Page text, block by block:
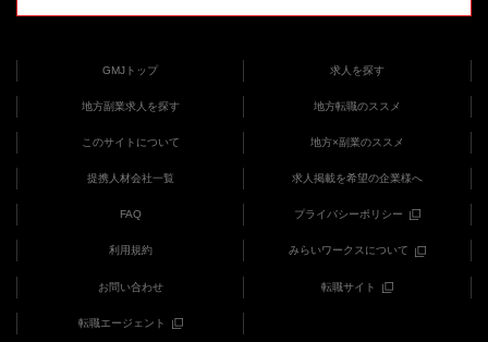
GMJトップ 求人を探す
地方副業求人を探す 地方転職のススメ
このサイトについて 地方×副業のススメ
提携人材会社一覧 求人掲載を希望の企業様へ
FAQ プライバシーポリシー
利用規約 みらいワークスについて
お問い合わせ 転職サイト
転職エージェント